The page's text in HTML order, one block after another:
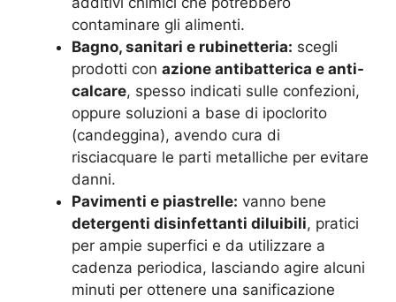
contaminare gli alimenti.
Bagno, sanitari e rubinetteria: scegli
prodotti con azione antibatterica e anti-
calcare, spesso indicati sulle confezioni,
oppure soluzioni a base di ipoclorito
(candeggina), avendo cura di
risciacquare le parti metalliche per evitare
danni.
Pavimenti e piastrelle: vanno bene
detergenti disinfettanti diluibili, pratici
per ampie superfici e da utilizzare a
cadenza periodica, lasciando agire alcuni
minuti per ottenere una sanificazione